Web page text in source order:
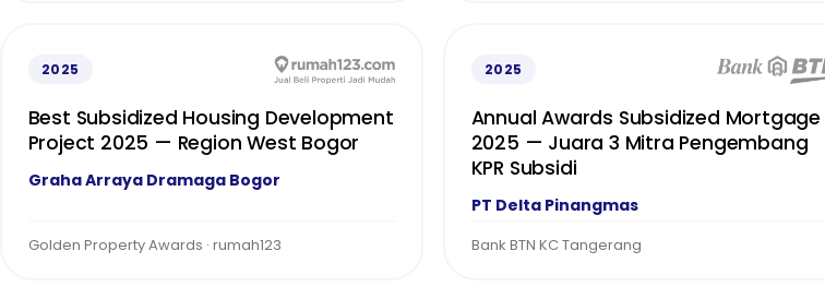
2025
Best Subsidized Housing Development
Project 2025 — Region West Bogor
Graha Arraya Dramaga Bogor
Golden Property Awards · rumah123
2025
Annual Awards Subsidized Mortgage
2025 — Juara 3 Mitra Pengembang
KPR Subsidi
PT Delta Pinangmas
Bank BTN KC Tangerang